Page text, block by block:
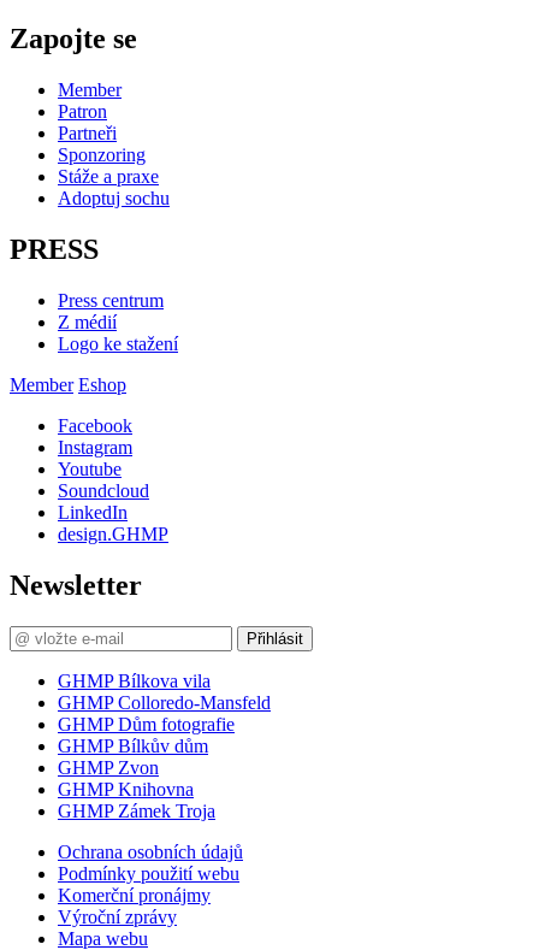
Zapojte se
Member
Patron
Partneři
Sponzoring
Stáže a praxe
Adoptuj sochu
PRESS
Press centrum
Z médií
Logo ke stažení
Member Eshop
Facebook
Instagram
Youtube
Soundcloud
LinkedIn
design.GHMP
Newsletter
Přihlásit
GHMP Bílkova vila
GHMP Colloredo-Mansfeld
GHMP Dům fotografie
GHMP Bílkův dům
GHMP Zvon
GHMP Knihovna
GHMP Zámek Troja
Ochrana osobních údajů
Podmínky použití webu
Komerční pronájmy
Výroční zprávy
Mapa webu